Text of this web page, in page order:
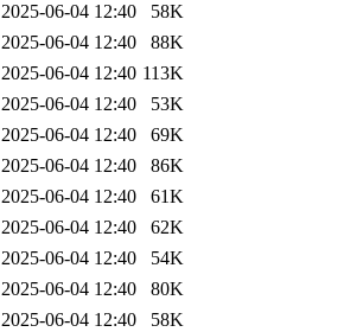
2025-06-04 12:40
58K
2025-06-04 12:40
88K
2025-06-04 12:40 113K
2025-06-04 12:40
53K
2025-06-04 12:40
69K
2025-06-04 12:40
86K
2025-06-04 12:40
61K
2025-06-04 12:40
62K
2025-06-04 12:40
54K
2025-06-04 12:40
80K
2025-06-04 12:40
58K